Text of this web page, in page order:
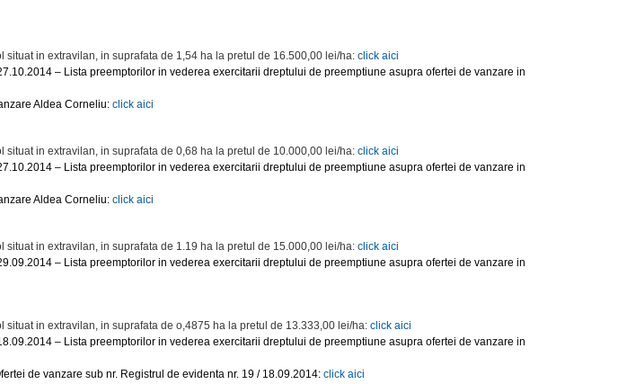
situat in extravilan, in suprafata de 1,54 ha la pretul de 16.500,00 lei/ha: click aici
– Lista preemptorilor in vederea exercitarii dreptului de preemptiune asupra ofertei de vanzare in
Aldea Corneliu: click aici
situat in extravilan, in suprafata de 0,68 ha la pretul de 10.000,00 lei/ha: click aici
– Lista preemptorilor in vederea exercitarii dreptului de preemptiune asupra ofertei de vanzare in
Aldea Corneliu: click aici
situat in extravilan, in suprafata de 1.19 ha la pretul de 15.000,00 lei/ha: click aici
– Lista preemptorilor in vederea exercitarii dreptului de preemptiune asupra ofertei de vanzare in
situat in extravilan, in suprafata de o,4875 ha la pretul de 13.333,00 lei/ha: click aici
– Lista preemptorilor in vederea exercitarii dreptului de preemptiune asupra ofertei de vanzare in
de vanzare sub nr. Registrul de evidenta nr. 19 / 18.09.2014: click aici